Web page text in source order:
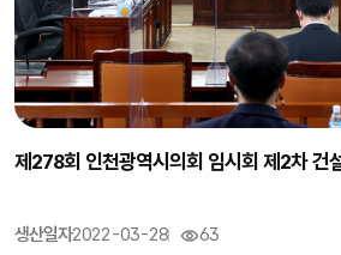
제278회 인천광역시의회 임시회 제2차 건
생산일자2022-03-28 63